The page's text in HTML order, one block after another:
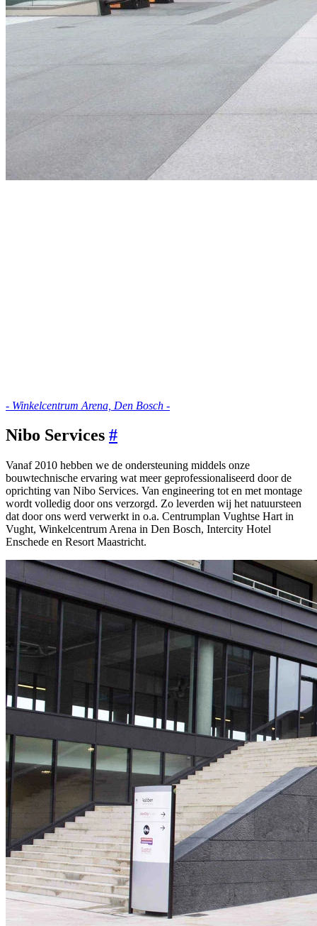
- Winkelcentrum Arena, Den Bosch -
Nibo Services #
Vanaf 2010 hebben we de ondersteuning middels onze
bouwtechnische ervaring wat meer geprofessionaliseerd door de
oprichting van Nibo Services. Van engineering tot en met montage
wordt volledig door ons verzorgd. Zo leverden wij het natuursteen
dat door ons werd verwerkt in o.a. Centrumplan Vughtse Hart in
Vught, Winkelcentrum Arena in Den Bosch, Intercity Hotel
Enschede en Resort Maastricht.